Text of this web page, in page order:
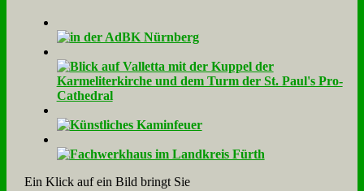
Ein Klick auf ein Bild bringt Sie